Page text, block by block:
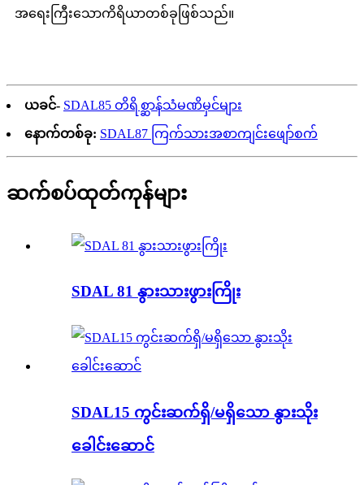
အရေးကြီးသောကိရိယာတစ်ခုဖြစ်သည်။
ယခင်- SDAL85 တိရိစ္ဆာန်သံမဏိမှင်များ
နောက်တစ်ခု: SDAL87 ကြက်သားအစာကျင်းဖျော်စက်
ဆက်စပ်ထုတ်ကုန်များ
SDAL 81 နွားသားဖွားကြိုး
SDAL15 ကွင်းဆက်ရှိ/မရှိသော နွားသိုး
ခေါင်းဆောင်